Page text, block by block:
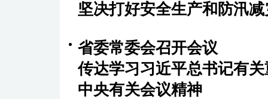
坚决打好安全生产和防汛
省委常委会召开会议
传达学习习近平总书记有
中央有关会议精神